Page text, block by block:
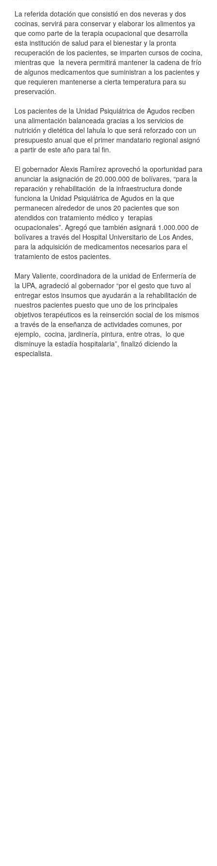
La referida dotación que consistió en dos neveras y dos
cocinas, servirá para conservar y elaborar los alimentos ya
que como parte de la terapia ocupacional que desarrolla
esta institución de salud para el bienestar y la pronta
recuperación de los pacientes, se imparten cursos de cocina,
mientras que la nevera permitirá mantener la cadena de frío
de algunos medicamentos que suministran a los pacientes y
que requieren mantenerse a cierta temperatura para su
preservación.
Los pacientes de la Unidad Psiquiátrica de Agudos reciben
una alimentación balanceada gracias a los servicios de
nutrición y dietética del Iahula lo que será reforzado con un
presupuesto anual que el primer mandatario regional asignó
a partir de este año para tal fin.
El gobernador Alexis Ramírez aprovechó la oportunidad para
anunciar la asignación de 20.000.000 de bolívares, “para la
reparación y rehabilitación de la infraestructura donde
funciona la Unidad Psiquiátrica de Agudos en la que
permanecen alrededor de unos 20 pacientes que son
atendidos con tratamiento médico y terapias
ocupacionales”. Agregó que también asignará 1.000.000 de
bolívares a través del Hospital Universitario de Los Andes,
para la adquisición de medicamentos necesarios para el
tratamiento de estos pacientes.
Mary Valiente, coordinadora de la unidad de Enfermería de
la UPA, agradeció al gobernador “por el gesto que tuvo al
entregar estos insumos que ayudarán a la rehabilitación de
nuestros pacientes puesto que uno de los principales
objetivos terapéuticos es la reinserción social de los mismos
a través de la enseñanza de actividades comunes, por
ejemplo, cocina, jardinería, pintura, entre otras, lo que
disminuye la estadía hospitalaria”, finalizó diciendo la
especialista.